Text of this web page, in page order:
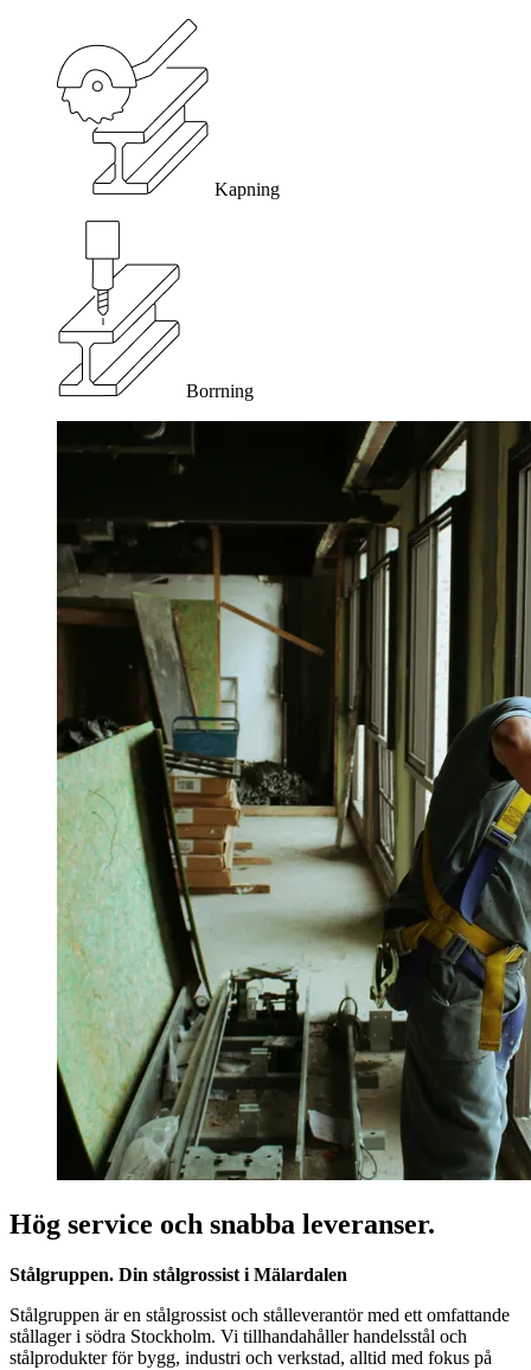
Kapning
Borrning
Hög service och snabba leveranser.
Stålgruppen. Din stålgrossist i Mälardalen
Stålgruppen är en stålgrossist och stålleverantör med ett omfattande
stållager i södra Stockholm. Vi tillhandahåller handelsstål och
stålprodukter för bygg, industri och verkstad, alltid med fokus på